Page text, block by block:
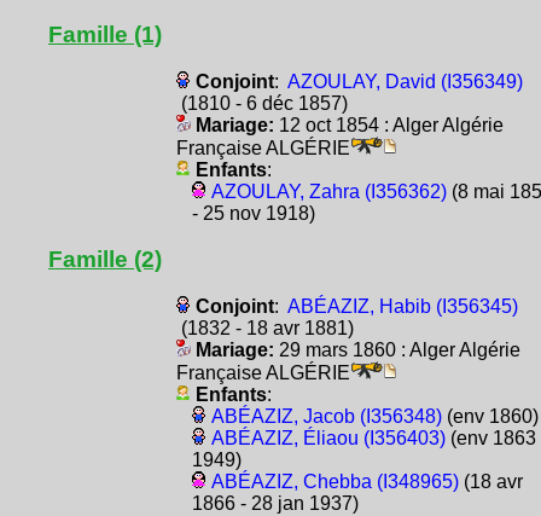
Famille (1)
Conjoint: AZOULAY, David (I356349)
(1810 - 6 déc 1857)
Mariage: 12 oct 1854 : Alger Algérie
Française ALGÉRIE
Enfants:
AZOULAY, Zahra (I356362)(8 mai
- 25 nov 1918)
Famille (2)
Conjoint: ABÉAZIZ, Habib (I356345)
(1832 - 18 avr 1881)
Mariage: 29 mars 1860 : Alger Algérie
Française ALGÉRIE
Enfants:
ABÉAZIZ, Jacob (I356348)(env 1860)
ABÉAZIZ, Éliaou (I356403)(env 1863
1949)
ABÉAZIZ, Chebba (I348965)(18 avr
1866 - 28 jan 1937)